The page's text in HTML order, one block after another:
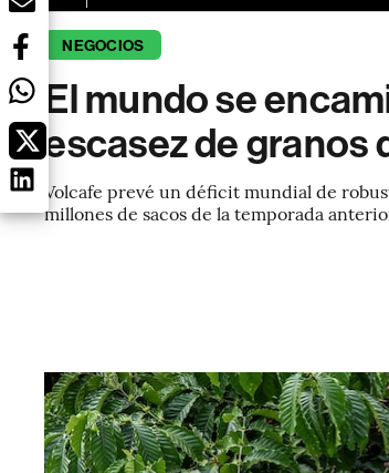
NEGOCIOS
El mundo se
escasez de granos
Volcafe prevé un déficit mundial de
millones de sacos de la temporada